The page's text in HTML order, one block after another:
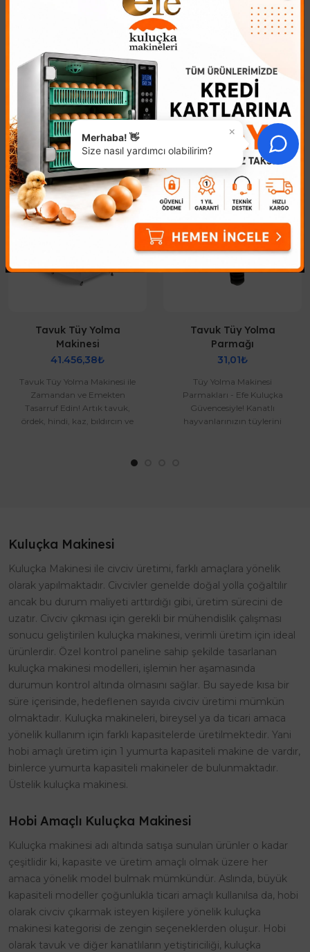
Bıldırcın tüy yolma makinesi haricinde tavuk ve kaz tüy
yolma makinemizi inceleyiniz.
Benzer Ürünler
Tavuk Tüy Yolma
Makinesi
41.456,38₺
Tavuk Tüy Yolma Makinesi ile
Zamandan ve Emekten
Tasarruf Edin! Artık tavuk,
ördek, hindi, kaz, bıldırcın ve
Tavuk Tüy Yolma
Parmağı
31,01₺
Tüy Yolma Makinesi
Parmakları - Efe Kuluçka
Güvencesiyle! Kanatlı
hayvanlarınızın tüylerini
Kuluçka Makinesi
Kuluçka Makinesi ile civciv üretimi, farklı amaçlara yönelik
olarak yapılmaktadır. Civcivler genelde doğal yolla çoğaltılır
ancak bu durum maliyeti arttırdığı gibi, üretim sürecini de
uzatır. Civciv çıkması için gerekli bir mühendislik çalışması
sonucu geliştirilen kuluçka makinesi, verimli üretim için ideal
ürünlerdir. Özel kontrol paneline sahip şekilde tasarlanan
kuluçka makinesi modelleri, işlemin her aşamasında
durumun kontrol altında olmasını sağlar. Bu sayede kısa bir
süre içerisinde, hedeflenen sayıda civciv üretimi mümkün
olmaktadır. Kuluçka makineleri, bireysel ya da ticari amaca
yönelik kullanım için farklı kapasitelerde üretilmektedir. Yani
hobi amaçlı üretim için 1 yumurta kapasiteli makine de vardır,
binlerce yumurta kapasiteli makineler de bulunmaktadır.
Üstelik kuluçka makinesi.
Hobi Amaçlı Kuluçka Makinesi
Kuluçka makinesi adı altında satışa sunulan ürünler o kadar
çeşitlidir ki, kapasite ve üretim amaçlı olmak üzere her
amaca yönelik model bulmak mümkündür. Aslında, büyük
kapasiteli modeller çoğunlukla ticari amaçlı kullanılsa da, hobi
olarak civciv çıkarmak isteyen kişilere yönelik kuluçka
makinesi kategorisi de zengin seçeneklerden oluşur. Hobi
olarak tavuk ve diğer kanatlıların yetiştiriciliği, kuluçka
×
Merhaba! 👋
Size nasıl yardımcı olabilirim?